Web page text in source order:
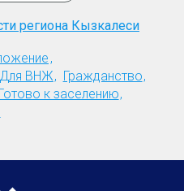
региона Кызкалеси
Для ВНЖ
Гражданство
к заселению